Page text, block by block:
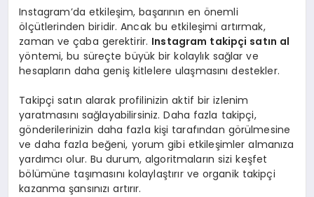
Instagram’da etkileşim, başarının en önemli
ölçütlerinden biridir. Ancak bu etkileşimi artırmak,
zaman ve çaba gerektirir. Instagram takipçi satın al
yöntemi, bu süreçte büyük bir kolaylık sağlar ve
hesapların daha geniş kitlelere ulaşmasını destekler.
Takipçi satın alarak profilinizin aktif bir izlenim
yaratmasını sağlayabilirsiniz. Daha fazla takipçi,
gönderilerinizin daha fazla kişi tarafından görülmesine
ve daha fazla beğeni, yorum gibi etkileşimler almanıza
yardımcı olur. Bu durum, algoritmaların sizi keşfet
bölümüne taşımasını kolaylaştırır ve organik takipçi
kazanma şansınızı artırır.